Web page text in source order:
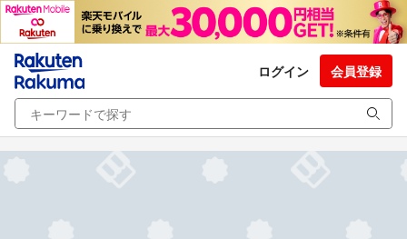
ログイン 会員登録